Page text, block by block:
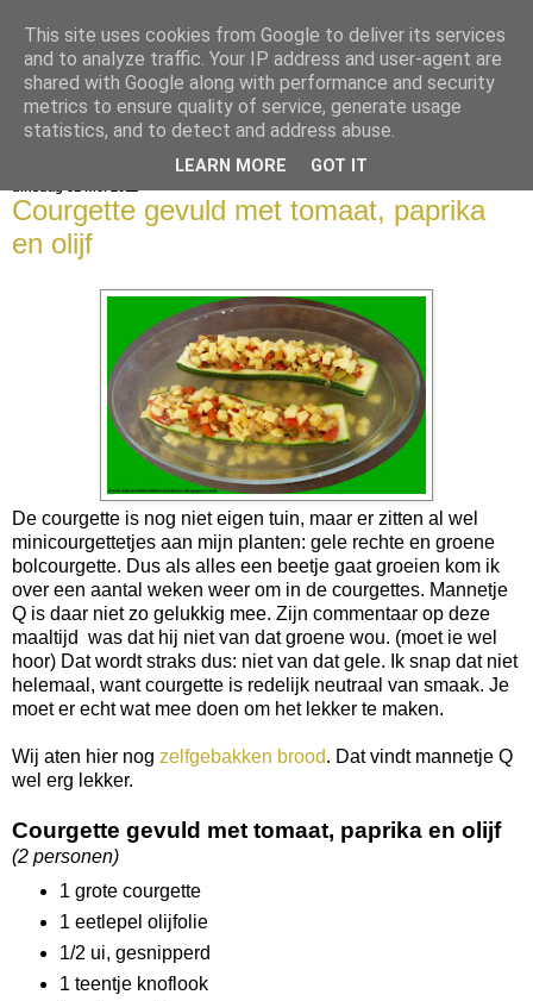
bijna net zo lekker als thuis
Courgette gevuld met tomaat, paprika
en olijf
De courgette is nog niet eigen tuin, maar er zitten al wel
minicourgettetjes aan mijn planten: gele rechte en groene
bolcourgette. Dus als alles een beetje gaat groeien kom ik
over een aantal weken weer om in de courgettes. Mannetje
Q is daar niet zo gelukkig mee. Zijn commentaar op deze
maaltijd was dat hij niet van dat groene wou. (moet ie wel
hoor) Dat wordt straks dus: niet van dat gele. Ik snap dat niet
helemaal, want courgette is redelijk neutraal van smaak. Je
moet er echt wat mee doen om het lekker te maken.
Wij aten hier nog zelfgebakken brood. Dat vindt mannetje Q
wel erg lekker.
Courgette gevuld met tomaat, paprika en olijf
(2 personen)
1 grote courgette
1 eetlepel olijfolie
1/2 ui, gesnipperd
1 teentje knoflook
This site uses cookies from Google to deliver its services
and to analyze traffic. Your IP address and user-agent are
shared with Google along with performance and security
metrics to ensure quality of service, generate usage
statistics, and to detect and address abuse.
LEARN MORE GOT IT